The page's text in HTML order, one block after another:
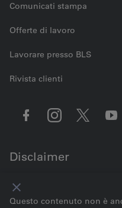
Comunicati stampa
Offerte di lavoro
Lavorare presso BLS
Rivista clienti
Disclaimer
Note legali
Condizioni generali
Questo contenuto non è